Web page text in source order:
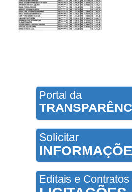
Portal da
Solicitar
Editais e Contratos